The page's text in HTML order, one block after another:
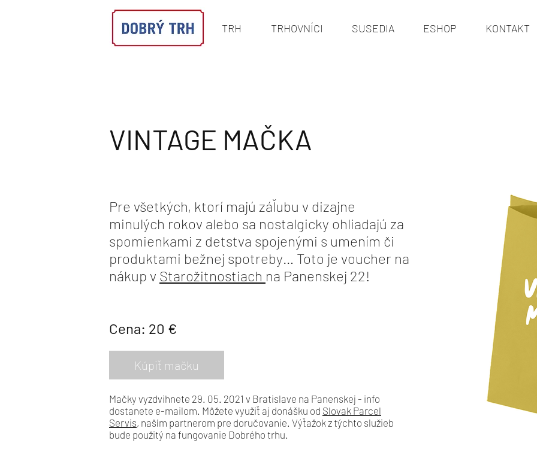
TRH TRHOVNÍCI SUSEDIA ESHOP KONTAKT
VINTAGE MAČKA
Pre všetkých, ktorí majú záľubu v dizajne
minulých rokov alebo sa nostalgicky ohliadajú za
spomienkami z detstva spojenými s umením či
produktami bežnej spotreby… Toto je voucher na
nákup v Starožitnostiach na Panenskej 22!
Cena: 20 €
Kúpiť mačku
Mačky vyzdvihnete 29. 05. 2021 v Bratislave na Panenskej - info
dostanete e-mailom. Môžete využiť aj donášku od Slovak Parcel
Servis, naším partnerom pre doručovanie. Výťažok z týchto služieb
bude použitý na fungovanie Dobrého trhu.